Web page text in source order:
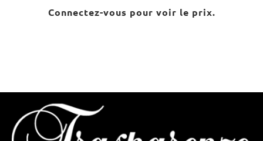
Connectez-vous pour voir le prix.